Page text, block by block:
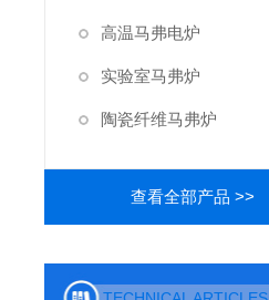
高温马弗电炉
实验室马弗炉
陶瓷纤维马弗炉
查看全部产品 >>